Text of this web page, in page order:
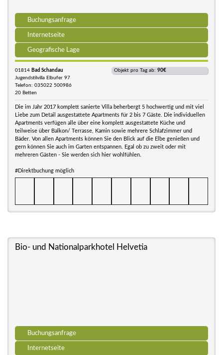
Buchungsanfrage
Internetseite
Geografische Lage
01814 Bad Schandau
Jugendstilvilla Elbufer 97
Telefon: 035022 500986
20 Betten
Objekt pro Tag ab: 90€
Die im Jahr 2017 komplett sanierte Villa beherbergt 5 hochwertig und mit viel
Liebe zum Detail ausgestattete Apartments für 2 bis 7 Gäste. Die individuellen
Apartments verfügen alle über eine komplett ausgestattete Küche und
teilweise über Balkon/ Terrasse, Kamin sowie mehrere Schlafzimmer und
Bäder. Von allen Apartments können Sie den Blick auf die Elbe genießen und
gern können Sie auch im Garten entspannen. Egal ob zu zweit oder mit
mehreren Gästen - Sie werden sich hier wohlfühlen.
#Direktbuchung möglich
Bio- und Nationalparkhotel Helvetia
Buchungsanfrage
Internetseite